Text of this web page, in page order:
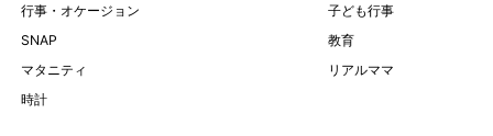
行事・オケージョン
SNAP
マタニティ
時計
子ども行事
教育
リアルママ